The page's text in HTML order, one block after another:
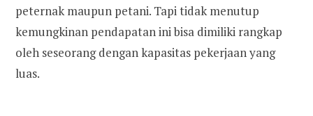
peternak maupun petani. Tapi tidak menutup
kemungkinan pendapatan ini bisa dimiliki rangkap
oleh seseorang dengan kapasitas pekerjaan yang
luas.